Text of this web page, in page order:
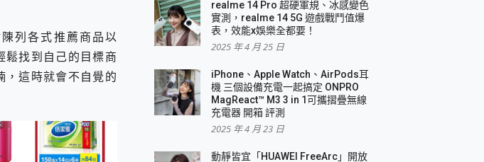
列各式推薦商品以
鬆找到自己的目標商
，這時就會不自覺的
realme 14 Pro 超硬軍規、冰感變色
實測，realme 14 5G 遊戲戰鬥值爆
表，效能x娛樂全都要！
2025 年 4 月 25 日
iPhone、Apple Watch、AirPods耳
機 三個設備充電一起搞定 ONPRO
MagReact™ M3 3 in 1可攜摺疊無線
充電器 開箱 評測
2025 年 4 月 23 日
動靜皆宜「HUAWEI FreeArc」開放